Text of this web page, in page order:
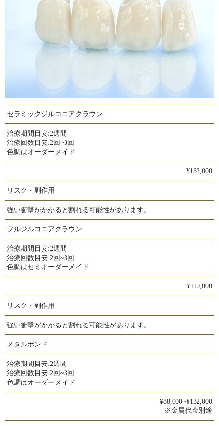
セラミックジルコニアクラウン
治療期間目安:2週間
治療回数目安:2回~3回
色調はオーダーメイド
¥132,000
リスク・副作用
強い衝撃がかかると割れる可能性があります。
フルジルコニアクラウン
治療期間目安:2週間
治療回数目安:2回~3回
色調はセミオーダーメイド
¥110,000
リスク・副作用
強い衝撃がかかると割れる可能性があります。
メタルボンド
治療期間目安:2週間
治療回数目安:2回~3回
色調はオーダーメイド
¥88,000~¥132,000
※金属代金別途